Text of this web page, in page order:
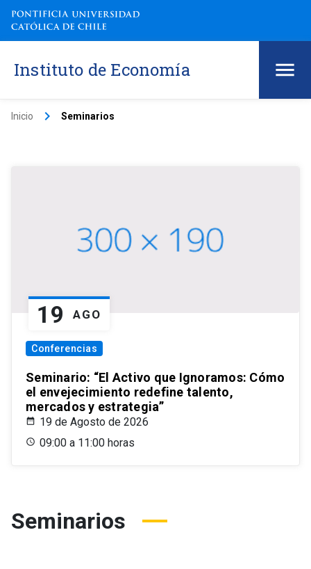
Instituto de Economía
Inicio keyboard_arrow_right Seminarios
19 AGO
Conferencias
Seminario: “El Activo que Ignoramos: Cómo
el envejecimiento redefine talento,
mercados y estrategia”
19 de Agosto de 2026
09:00 a 11:00 horas
Seminarios